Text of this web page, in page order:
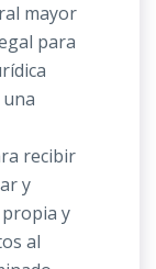
mayor
para
recibir
y
y
al